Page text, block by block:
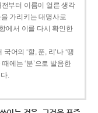
부터 이름이 얼른 생각
가리키는 대명사로
에서 이를 다시 확인한
어의 ‘할, 푼, 리’나 ‘땡
에는 ‘분’으로 발음한
.